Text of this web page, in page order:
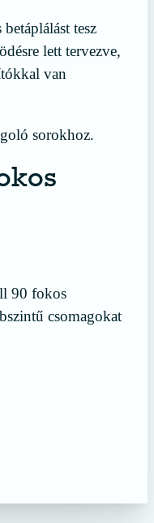
tesz
lett tervezve,
van
sorokhoz.
90 fokos
csomagokat